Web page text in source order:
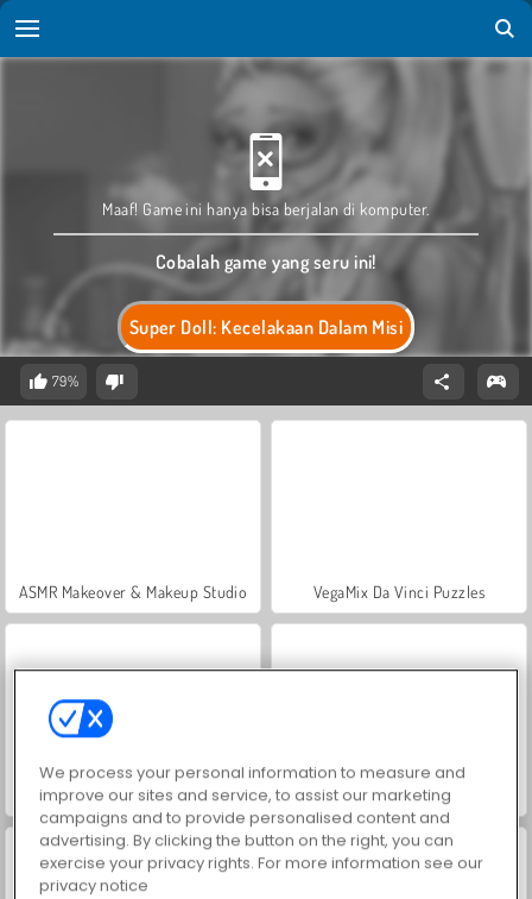
Super Doll: Kecelakaan Dalam Misi
Maaf! Game ini hanya bisa berjalan di komputer.
Cobalah game yang seru ini!
79%
ASMR Makeover & Makeup Studio VegaMix Da Vinci Puzzles
Farm Merge Valley Hidden Object: Street of Secrets
We process your personal information to measure and
improve our sites and service, to assist our marketing
campaigns and to provide personalised content and
advertising. By clicking the button on the right, you can
exercise your privacy rights. For more information see our
privacy notice